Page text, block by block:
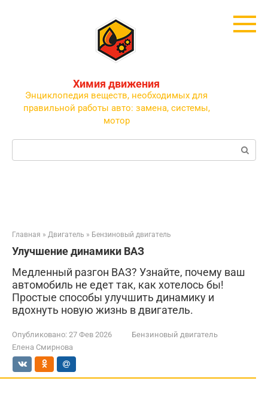
Химия движения
Энциклопедия веществ, необходимых для
правильной работы авто: замена, системы,
мотор
Поиск:
Главная » Двигатель » Бензиновый двигатель
Улучшение динамики ВАЗ
Медленный разгон ВАЗ? Узнайте, почему ваш
автомобиль не едет так, как хотелось бы!
Простые способы улучшить динамику и
вдохнуть новую жизнь в двигатель.
Опубликовано: 27 Фев 2026
Бензиновый двигатель
Елена Смирнова